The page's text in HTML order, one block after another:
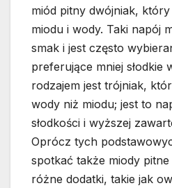
miód pitny dwójniak,
miodu i wody. Taki napój
smak i jest często
preferujące mniej słodkie
rodzajem jest trójniak,
wody niż miodu; jest to
słodkości i wyższej
Oprócz tych
spotkać także miody
różne dodatki, takie jak